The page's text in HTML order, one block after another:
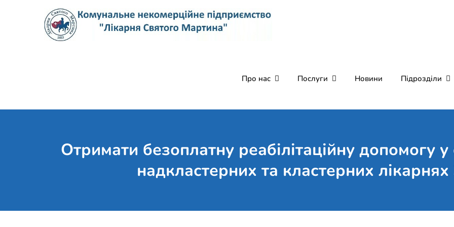
Про нас Послуги Новини Підрозділи
Отримати безоплатну реабілітаційну допомогу
надкластерних та кластерних